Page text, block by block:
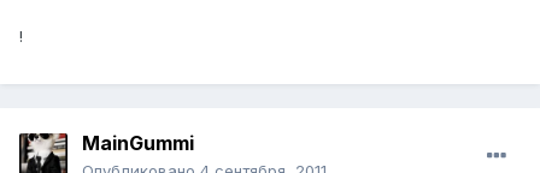
!
MainGummi